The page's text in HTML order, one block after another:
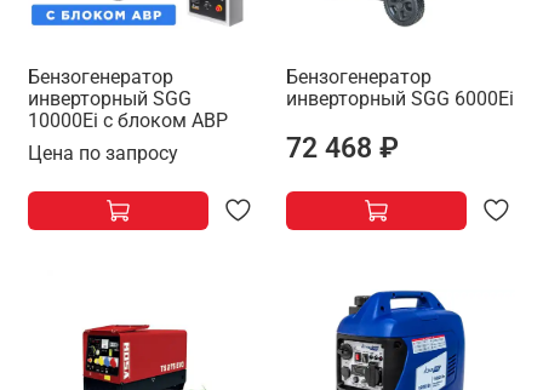
Бензогенератор
инверторный SGG
10000Ei с блоком АВР
Цена по запросу
Бензогенератор
инверторный SGG 6000Ei
72 468 ₽